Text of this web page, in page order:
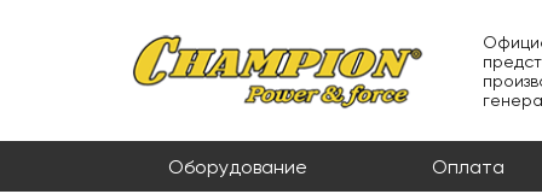
Оборудование Оплата